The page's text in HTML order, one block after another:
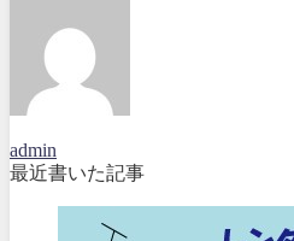
admin
最近書いた記事